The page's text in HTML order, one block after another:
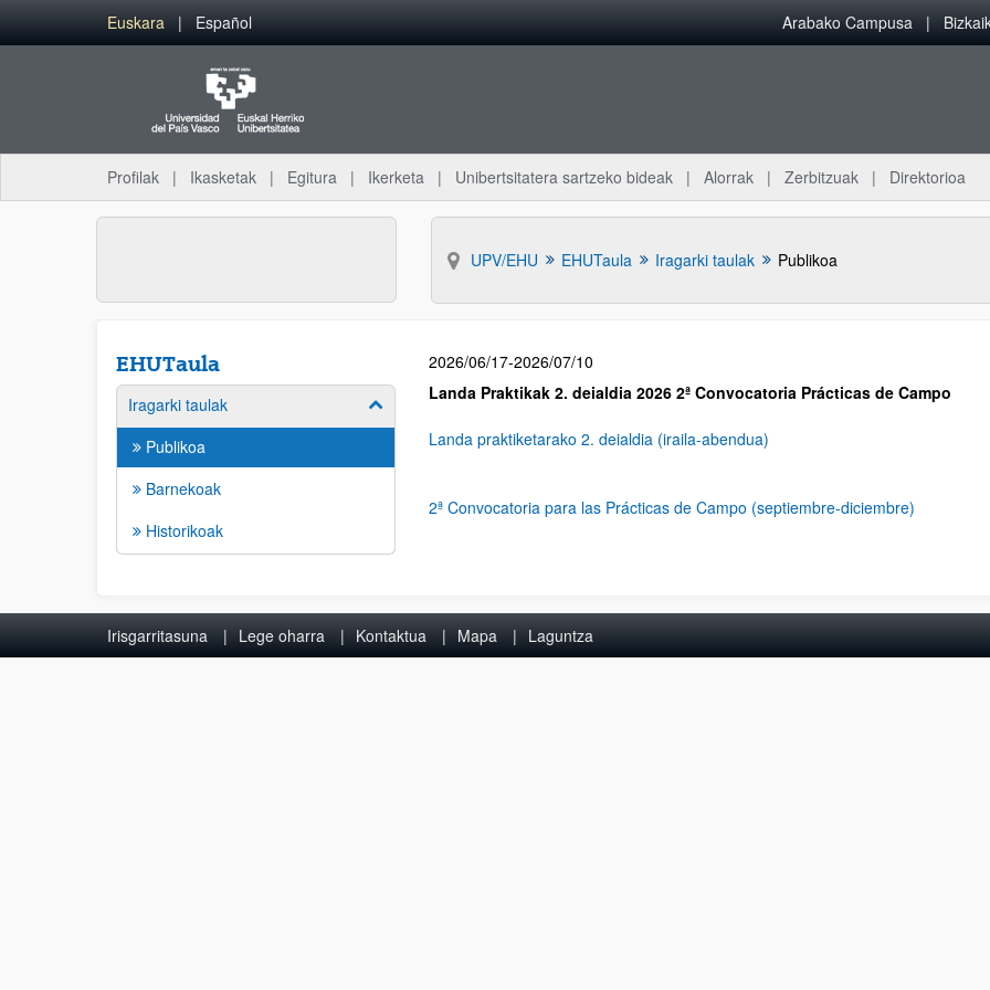
Euskara Español Arabako Campusa
Profilak Ikasketak Egitura Ikerketa Unibertsitatera sartzeko bideak Alorrak Zerbitzuak Direktorioa
UPV/EHU EHUTaula Iragarki taulak Publikoa
EHUTaula
Iragarki taulak
Publikoa
Barnekoak
Historikoak
2026/06/17-2026/07/10
Landa Praktikak 2. deialdia 2026 2ª Convocatoria Prácticas de Campo
Landa praktiketarako 2. deialdia (iraila-abendua)
2ª Convocatoria para las Prácticas de Campo (septiembre-diciembre)
Irisgarritasuna Lege oharra Kontaktua Mapa Laguntza